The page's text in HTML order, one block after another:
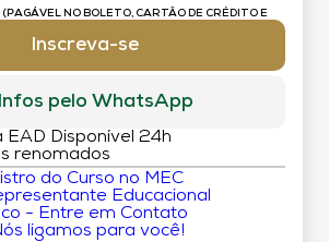
NO BOLETO, CARTÃO DE CRÉDITO E
Inscreva-se
Infos pelo WhatsApp
Disponível 24h
renomados
do Curso no MEC
Educacional
- Entre em Contato
ligamos para você!